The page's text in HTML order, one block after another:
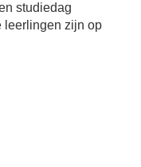
studiedag
leerlingen zijn op